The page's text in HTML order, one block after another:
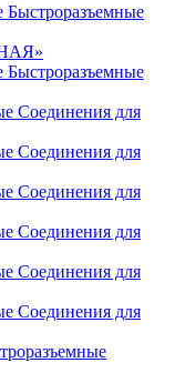
Быстроразъемные
Быстроразъемные
Соединения для
Соединения для
Соединения для
Соединения для
Соединения для
Соединения для